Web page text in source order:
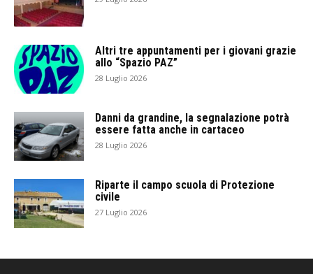
Altri tre appuntamenti per i giovani grazie
allo “Spazio PAZ”
28 Luglio 2026
Danni da grandine, la segnalazione potrà
essere fatta anche in cartaceo
28 Luglio 2026
Riparte il campo scuola di Protezione
civile
27 Luglio 2026